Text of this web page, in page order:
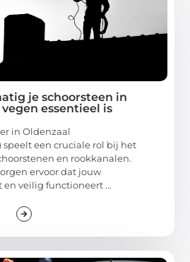
je schoorsteen in
essentieel is
in Oldenzaal
speelt een cruciale rol bij het
en rookkanalen.
ervoor dat jouw
en veilig functioneert ...